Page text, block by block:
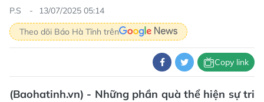
P.S
13/07/2025 05:14
Theo dõi Báo Hà Tĩnh trên
Copy link
(Baohatinh.vn) - Những phần quà thể hiện sự tri